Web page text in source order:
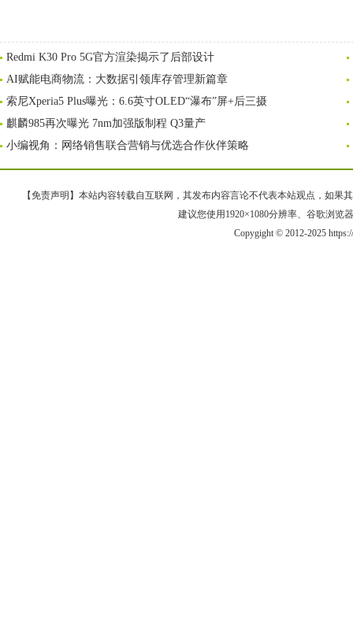
Redmi K30 Pro 5G官方渲染揭示了后部设计
AI赋能电商物流：大数据引领库存管理新篇章
索尼Xperia5 Plus曝光：6.6英寸OLED“瀑布”屏+后三摄
麒麟985再次曝光 7nm加强版制程 Q3量产
小编视角：网络销售联合营销与优选合作伙伴策略
【免责声明】本站内容转载自互联网，其发布内容言论不代表本站观点，如果
建议您使用1920×1080分辨率、谷歌浏览
Copygight © 2012-2025